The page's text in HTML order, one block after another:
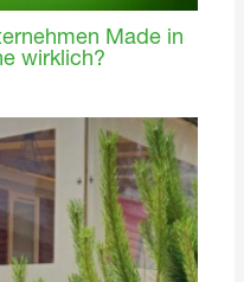
Made in
wirklich?